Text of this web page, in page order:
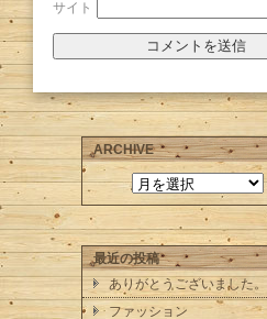
サイト
ARCHIVE
最近の投稿
ありがとうございました。
ファッション